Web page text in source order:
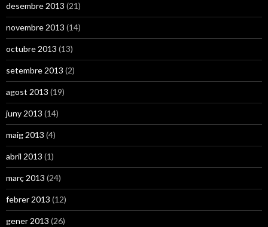
desembre 2013 (21)
novembre 2013 (14)
octubre 2013 (13)
setembre 2013 (2)
agost 2013 (19)
juny 2013 (14)
maig 2013 (4)
abril 2013 (1)
març 2013 (24)
febrer 2013 (12)
gener 2013 (26)